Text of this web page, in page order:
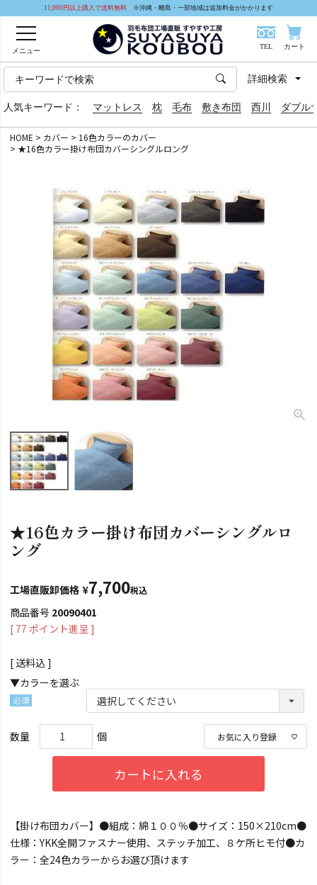
11,000円以上購入で送料無料 ※沖縄・離島・一部地域は追加料金がかかります
メニュー
TEL カート
人気キーワード： マットレス 枕 毛布 敷き布団 西川 ダブル
詳細検索
HOME カバー
16色カラーのカバー
★16色カラー掛け布団カバーシングルロング
★16色カラー掛け布団カバーシングルロ
ング
工場直販卸価格 ¥7,700税込
商品番号 20090401
[ 77 ポイント進呈 ]
送料込
▼カラーを選ぶ
須)
お気に入り登録
カートに入れる
【掛け布団カバー】●組成：綿１００％●サイズ：150×210cm●
仕様：YKK全開ファスナー使用、ステッチ加工、８ケ所ヒモ付●カ
ラー：全24色カラーからお選び頂けます